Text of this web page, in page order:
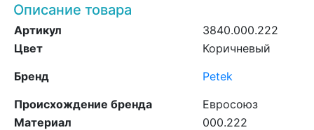
Описание товара
Артикул
3840.000.222
Цвет
Коричневый
Бренд
Petek
Происхождение бренда
Евросоюз
Материал
000.222